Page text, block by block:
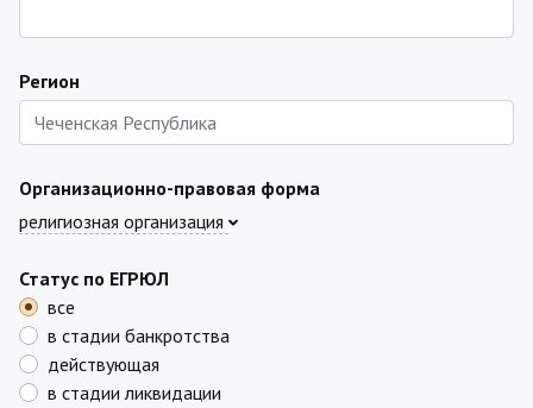
Регион
Организационно-правовая форма
религиозная организация
Статус по ЕГРЮЛ
все
в стадии банкротства
действующая
в стадии ликвидации